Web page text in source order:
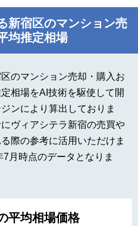
新宿区のマンション売
均推定相場
のマンション売却・購入お
相場をAI技術を駆使して開
ンにより算出しておりま
ヴィアシテラ新宿の売買や
際の参考に活用いただけま
月時点のデータとなりま
平均相場価格